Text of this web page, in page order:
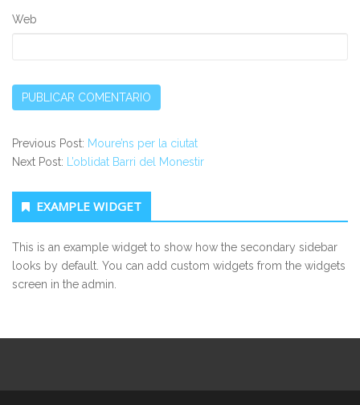
Web
Previous Post: Moure’ns per la ciutat
Next Post:
L’oblidat Barri del Monestir
Secondary Sidebar
EXAMPLE WIDGET
This is an example widget to show how the secondary sidebar
looks by default. You can add custom widgets from the widgets
screen in the admin.